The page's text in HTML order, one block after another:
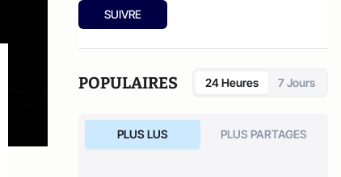
CrimOrg.com et à la tête de
Stories, un projet de contenus sur les
SUIVRE
POPULAIRES 24 Heures 7 Jours
PLUS LUS PLUS PARTAGES